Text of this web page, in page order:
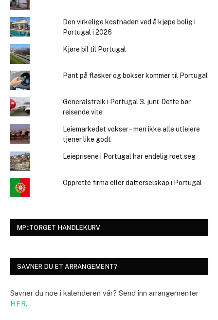
Den virkelige kostnaden ved å kjøpe bolig i
Portugal i 2026
Kjøre bil til Portugal
Pant på flasker og bokser kommer til Portugal
Generalstreik i Portugal 3. juni: Dette bør
reisende vite
Leiemarkedet vokser – men ikke alle utleiere
tjener like godt
Leieprisene i Portugal har endelig roet seg
Opprette firma eller datterselskap i Portugal
MP::TORGET HANDLEKURV
SAVNER DU ET ARRANGEMENT?
Savner du noe i kalenderen vår? Send inn arrangementer
HER.